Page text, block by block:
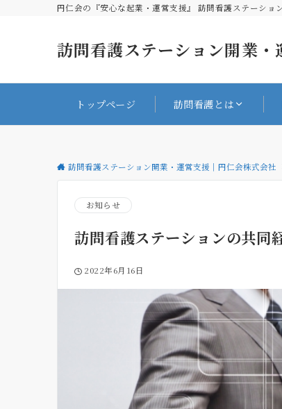
円仁会の『安心な起業・運営支援』 訪問看護ステーショ
訪問看護ステーション開業
トップページ 訪問看護とは
訪問看護ステーション開業・運営支援｜円仁会株式会社
お知らせ
訪問看護ステーションの共同
2022年6月16日